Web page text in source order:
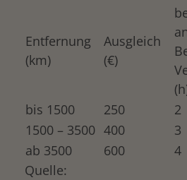
Entfernung
(km)
Ausgleich
(€)
bis 1500
250
2
1500 – 3500 400
3
ab 3500
600
4
Quelle: